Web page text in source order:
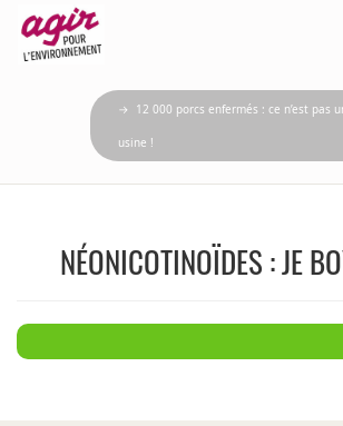
→ 12 000 porcs enfermés : ce n’est pas
usine !
NÉONICOTINOÏDES : JE